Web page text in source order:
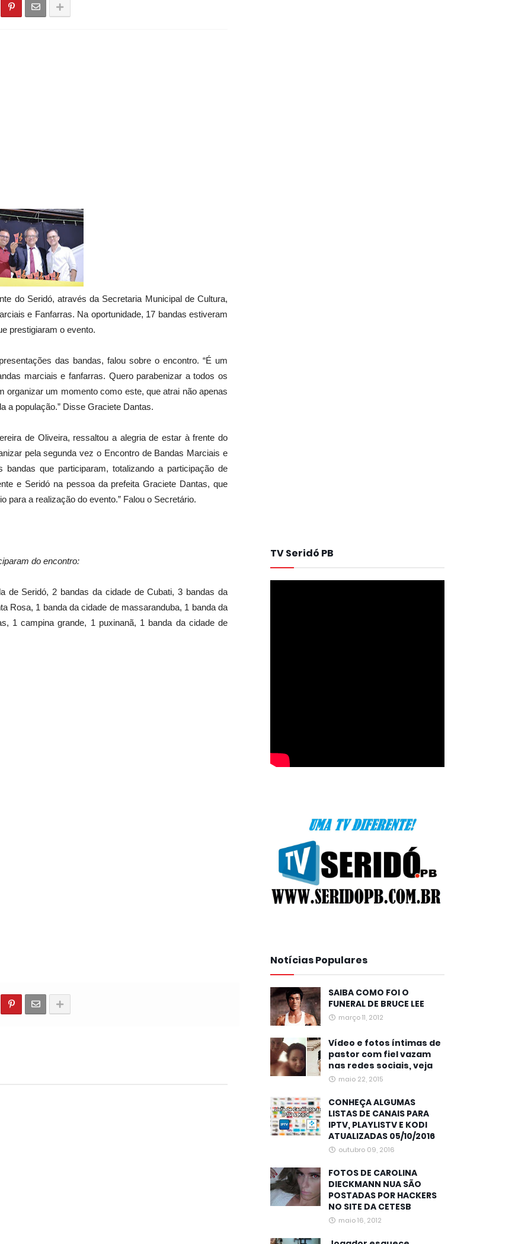
Virada 2025: veja os números sorteados para o prêmio de mais de R$ 1 bilhão
do Seridó, através da Secretaria Municipal de Cultura,
e Fanfarras. Na oportunidade, 17 bandas estiveram
prestigiaram o evento.
das bandas, falou sobre o encontro. “É um
marciais e fanfarras. Quero parabenizar a todos os
organizar um momento como este, que atrai não apenas
a população.” Disse Graciete Dantas.
de Oliveira, ressaltou a alegria de estar à frente do
pela segunda vez o Encontro de Bandas Marciais e
que participaram, totalizando a participação de
e Seridó na pessoa da prefeita Graciete Dantas, que
para a realização do evento.” Falou o Secretário.
do encontro:
de Seridó, 2 bandas da cidade de Cubati, 3 bandas da
Rosa, 1 banda da cidade de massaranduba, 1 banda da
1 campina grande, 1 puxinanã, 1 banda da cidade de
TV Seridó PB
Notícias Populares
SAIBA COMO FOI O
FUNERAL DE BRUCE LEE
março 11, 2012
Vídeo e fotos íntimas de
pastor com fiel vazam
nas redes sociais, veja
maio 22, 2015
CONHEÇA ALGUMAS
LISTAS DE CANAIS PARA
IPTV, PLAYLISTV E KODI
ATUALIZADAS 05/10/2016
outubro 09, 2016
FOTOS DE CAROLINA
DIECKMANN NUA SÃO
POSTADAS POR HACKERS
NO SITE DA CETESB
maio 16, 2012